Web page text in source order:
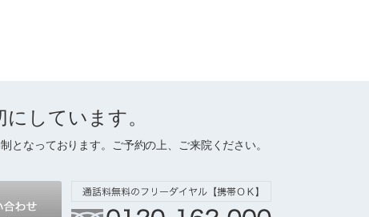
にしています。
なっております。ご予約の上、ご来院ください。